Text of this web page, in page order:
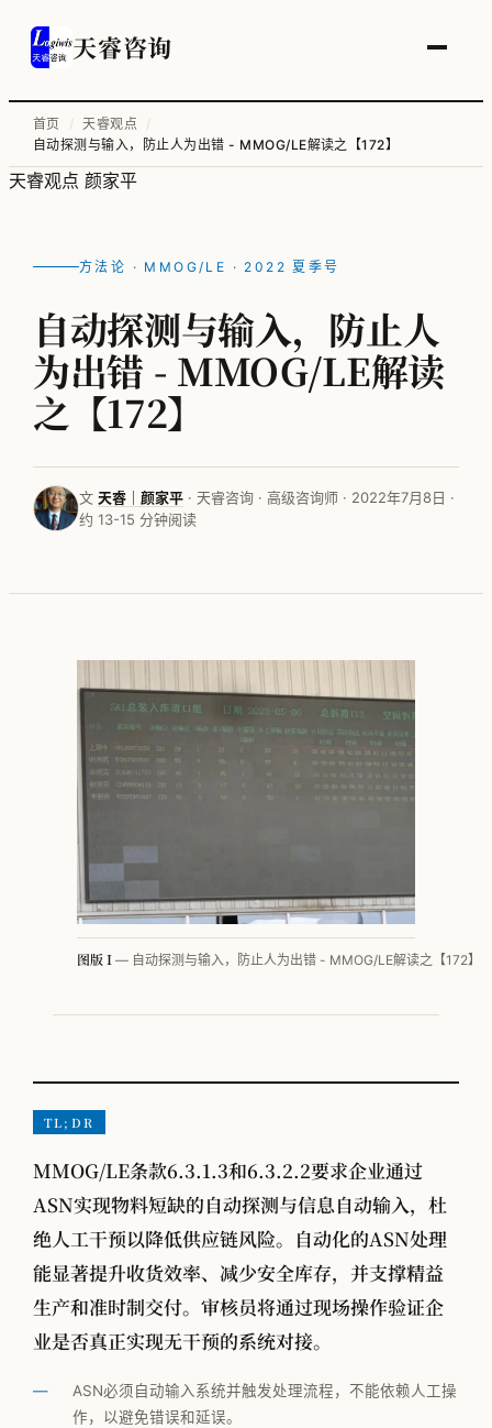
天睿咨询
信息化顶层规划
物流培训
全部案例
按行业看 · 家电
按行业看 · 快销品
按行业看 · MMOG
按行业看 · 工程机械
按行业看 · 汽车零部件
方法论体系总览
PFEP
全部观点
供应链管理
MMOG/LE
学术发表
物流咨询公司怎么选
首页 / 天睿观点
/
自动探测与输入，防止人为出错 - MMOG/LE解读之【172】
天睿观点 颜家平
方法论 · MMOG/LE · 2022 夏季号
自动探测与输入，防止人
为出错 - MMOG/LE解读
之【172】
文 天睿｜颜家平 · 天睿咨询 · 高级咨询师 · 2022年7月8日 ·
约 13-15 分钟阅读
图版 I — 自动探测与输入，防止人为出错 - MMOG/LE解读之【172】
TL;DR
MMOG/LE条款6.3.1.3和6.3.2.2要求企业通过
ASN实现物料短缺的自动探测与信息自动输入，杜
绝人工干预以降低供应链风险。自动化的ASN处理
能显著提升收货效率、减少安全库存，并支撑精益
生产和准时制交付。审核员将通过现场操作验证企
业是否真正实现无干预的系统对接。
ASN必须自动输入系统并触发处理流程，不能依赖人工操
作，以避免错误和延误。